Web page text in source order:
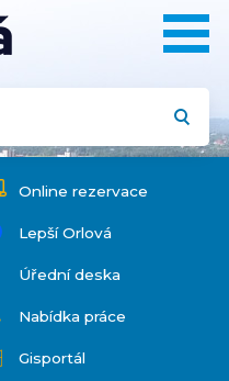
Online rezervace
Lepší Orlová
Úřední deska
Nabídka práce
Gisportál